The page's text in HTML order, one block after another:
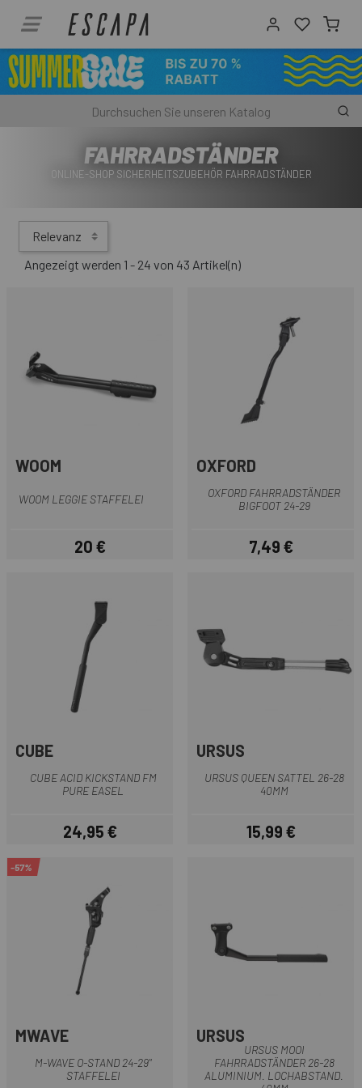
FAHRRADSTÄNDER
ONLINE-SHOP SICHERHEITSZUBEHÖR FAHRRADSTÄNDER
Relevanz
Angezeigt werden 1 - 24 von 43 Artikel(n)
WOOM
WOOM LEGGIE STAFFELEI
Preis
20 €
OXFORD
OXFORD FAHRRADSTÄNDER
BIGFOOT 24-29
Preis
7,49 €
CUBE
CUBE ACID KICKSTAND FM
PURE EASEL
Preis
24,95 €
URSUS
URSUS QUEEN SATTEL 26-28
40MM
Preis
15,99 €
-57%
MWAVE
M-WAVE O-STAND 24-29"
STAFFELEI
URSUS
URSUS MOOI
FAHRRADSTÄNDER 26-28
ALUMINIUM. LOCHABSTAND.